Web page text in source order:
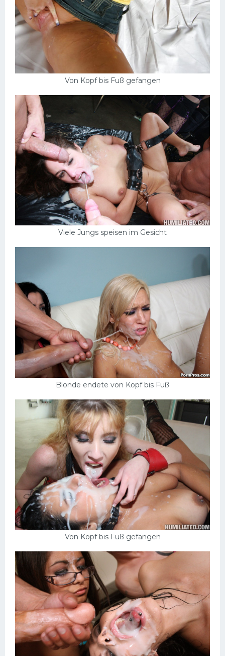
Von Kopf bis Fuß gefangen
Viele Jungs speisen im Gesicht
Blonde endete von Kopf bis Fuß
Von Kopf bis Fuß gefangen